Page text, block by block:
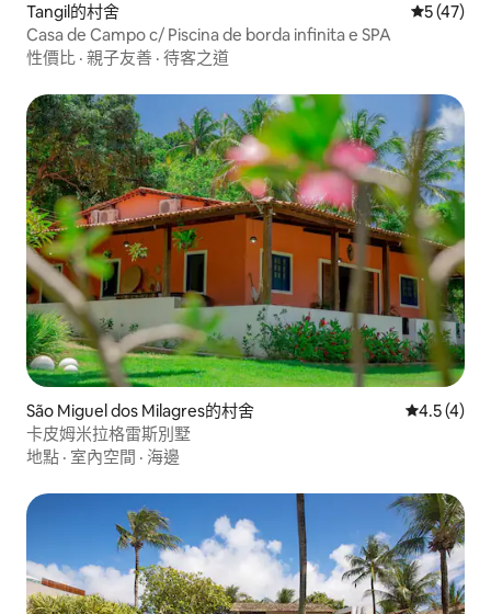
Tangil的村舍 從 47 則評
5 (47)
Casa de Campo c/ Piscina de borda infinita e SPA
性價比 · 親子友善 · 待客之道
São Miguel dos Milagres的村舍 從 4 則評
4.5 (4)
卡皮姆米拉格雷斯別墅
地點 · 室內空間 · 海邊